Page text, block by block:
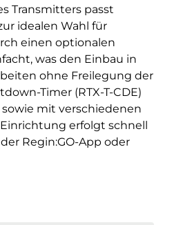
Transmitters passt
idealen Wahl für
einen optionalen
was den Einbau in
ohne Freilegung der
Timer (RTX-T-CDE)
mit verschiedenen
erfolgt schnell
Regin:GO-App oder